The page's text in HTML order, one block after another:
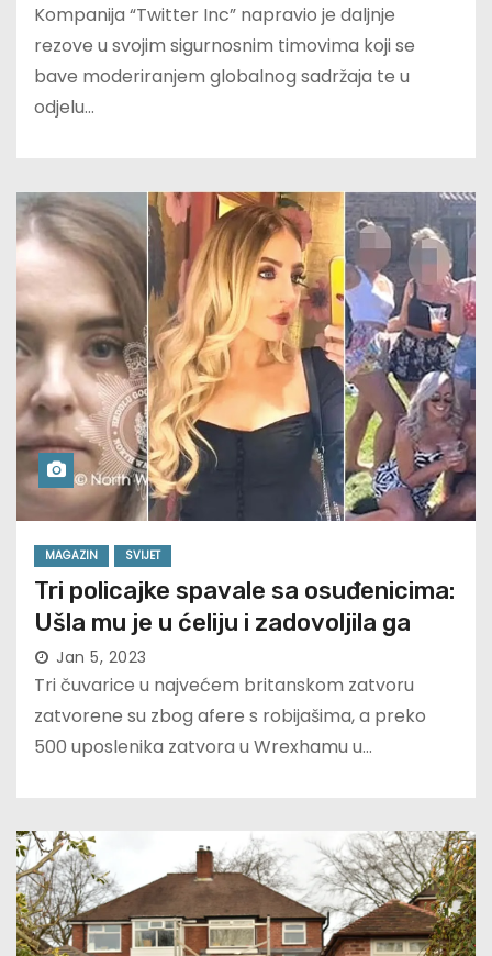
Kompanija “Twitter Inc” napravio je daljnje
rezove u svojim sigurnosnim timovima koji se
bave moderiranjem globalnog sadržaja te u
odjelu…
MAGAZIN SVIJET
Tri policajke spavale sa osuđenicima:
Ušla mu je u ćeliju i zadovoljila ga
Jan 5, 2023
Tri čuvarice u najvećem britanskom zatvoru
zatvorene su zbog afere s robijašima, a preko
500 uposlenika zatvora u Wrexhamu u…